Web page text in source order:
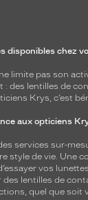
disponibles chez
limite pas son
: des lentilles de
Krys, c’est
aux opticiens
services sur-
style de vie. Une
vos
lentilles de
quel que soit